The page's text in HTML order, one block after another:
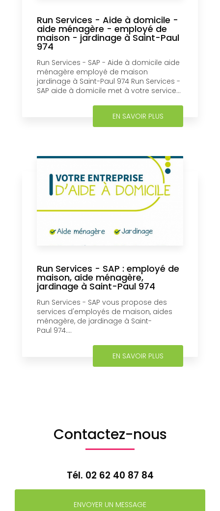
Run Services - Aide à domicile -
aide ménagère - employé de
maison - jardinage à Saint-Paul
974
Run Services - SAP - Aide à domicile aide
ménagère employé de maison
jardinage à Saint-Paul 974 Run Services -
SAP aide à domicile met à votre service...
EN SAVOIR PLUS
Run Services - SAP : employé de
maison, aide ménagère,
jardinage à Saint-Paul 974
Run Services - SAP vous propose des
services d'employés de maison, aides
ménagère, de jardinage à Saint-
Paul 974....
EN SAVOIR PLUS
Contactez-nous
Tél. 02 62 40 87 84
ENVOYER UN MESSAGE